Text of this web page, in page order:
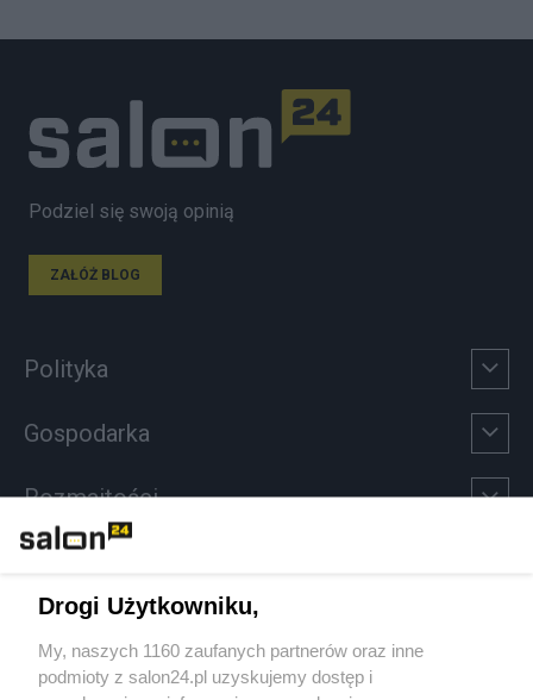
Podziel się swoją opinią
ZAŁÓŻ BLOG
Polityka
Gospodarka
Rozmaitości
Sport
Społeczeństwo
Drogi Użytkowniku,
My, naszych 1160 zaufanych partnerów oraz inne
podmioty z salon24.pl uzyskujemy dostęp i